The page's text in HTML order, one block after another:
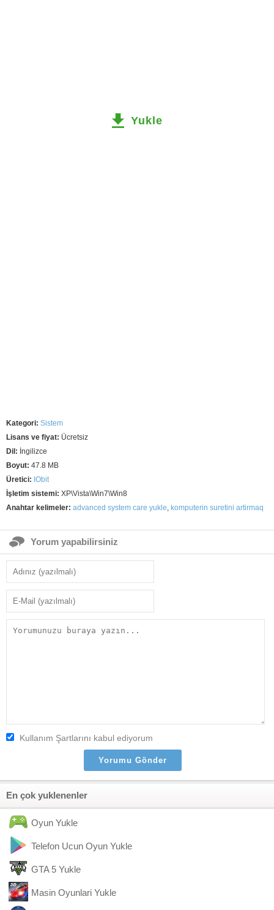
Yukle
Kategori: Sistem
Lisans ve fiyat: Ücretsiz
Dil: İngilizce
Boyut: 47.8 MB
Üretici: IObit
İşletim sistemi: XP\Vista\Win7\Win8
Anahtar kelimeler: advanced system care yukle komputerin suretini artirmaq
Yorum yapabilirsiniz
Kullanım Şartlarını kabul ediyorum
En çok yuklenenler
Oyun Yukle
Telefon Ucun Oyun Yukle
GTA 5 Yukle
Masin Oyunlari Yukle